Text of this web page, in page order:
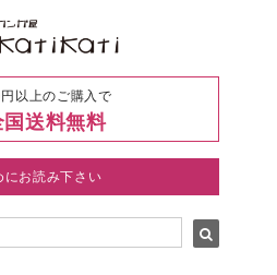
以上のご購入で
国送料無料
にお読み下さい